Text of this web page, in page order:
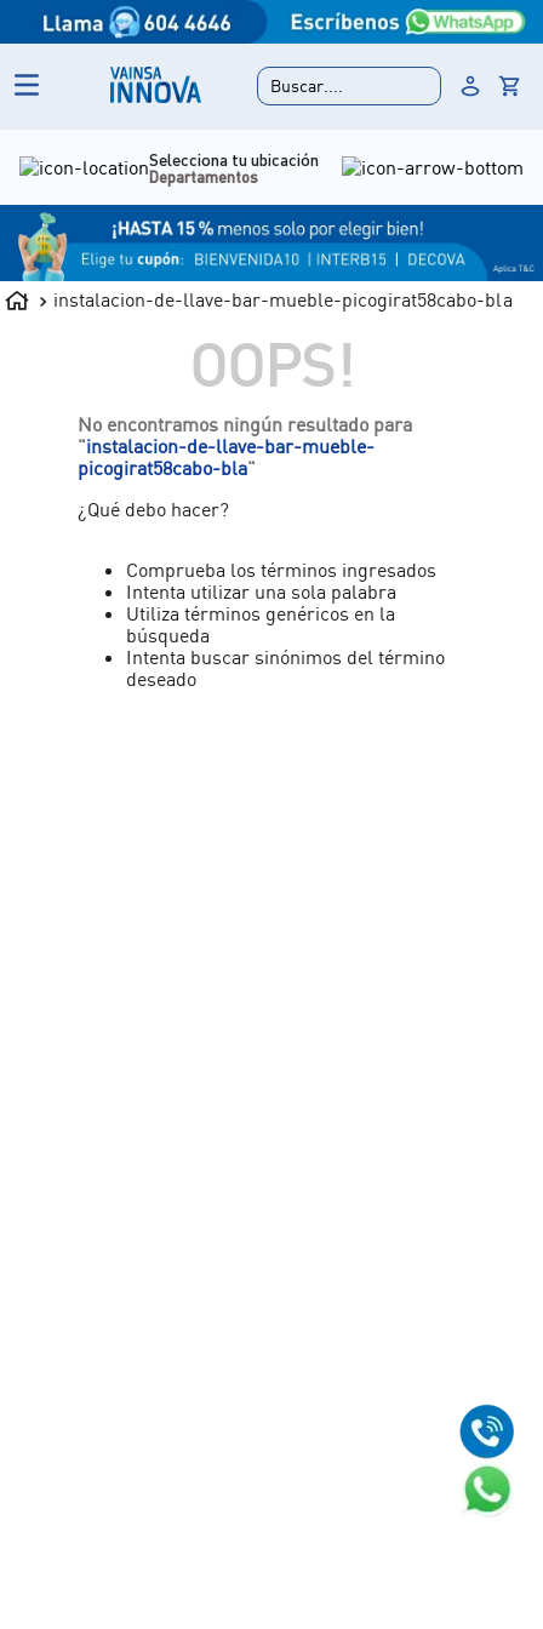
Buscar....
Selecciona tu ubicación
Departamentos
instalacion-de-llave-bar-mueble-picogirat58cabo-bla
OOPS!
No encontramos ningún resultado para
"instalacion-de-llave-bar-mueble-
picogirat58cabo-bla"
¿Qué debo hacer?
Comprueba los términos ingresados
Intenta utilizar una sola palabra
Utiliza términos genéricos en la
búsqueda
Intenta buscar sinónimos del término
deseado